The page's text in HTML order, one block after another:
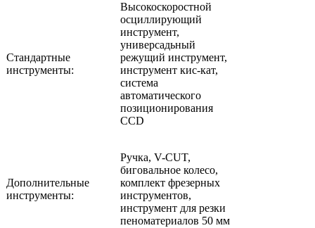
Стандартные
инструменты:
Высокоскоростной
осциллирующий
инструмент,
универсадьный
режущий инструмент,
инструмент кис-кат,
система
автоматического
позиционирования
CCD
Дополнительные
инструменты:
Ручка, V-CUT,
биговальное колесо,
комплект фрезерных
инструментов,
инструмент для резки
пеноматериалов 50 мм